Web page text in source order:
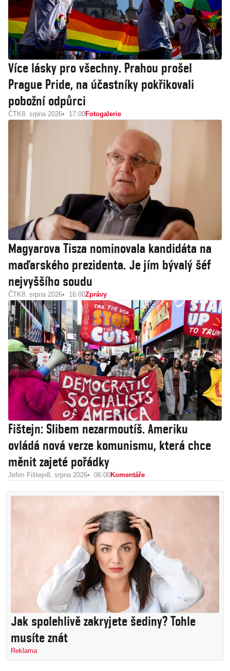
Více lásky pro všechny. Prahou prošel
Prague Pride, na účastníky pokřikovali
pobožní odpůrci
ČTK8. srpna 2026 17:00Fotogalerie
Magyarova Tisza nominovala kandidáta na
maďarského prezidenta. Je jím bývalý šéf
nejvyššího soudu
ČTK8. srpna 2026 16:00Zprávy
Fištejn: Slibem nezarmoutíš. Ameriku
ovládá nová verze komunismu, která chce
měnit zajeté pořádky
Jefim Fištejn8. srpna 2026 06:00Komentáře
Jak spolehlivě zakryjete šediny? Tohle
musíte znát
Reklama